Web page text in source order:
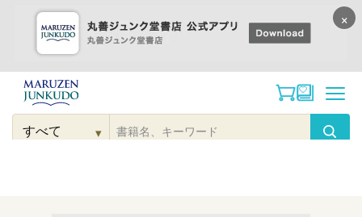
コンテンツに
進む
検
▾
×